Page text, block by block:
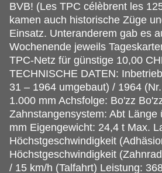
BVB! (Les TPC célèbrent les
kamen auch historische Züge
Einsatz. Unteranderem gab es
Wochenende jeweils
TPC-Netz für günstige 10,00
TECHNISCHE DATEN:
31 – 1964 umgebaut) / 1964
1.000 mm Achsfolge: Bo'zz
Zahnstangensystem: Abt Länge
mm Eigengewicht: 24,4 t Max.
Höchstgeschwindigkeit
Höchstgeschwindigkeit
/ 15 km/h (Talfahrt) Leistung: